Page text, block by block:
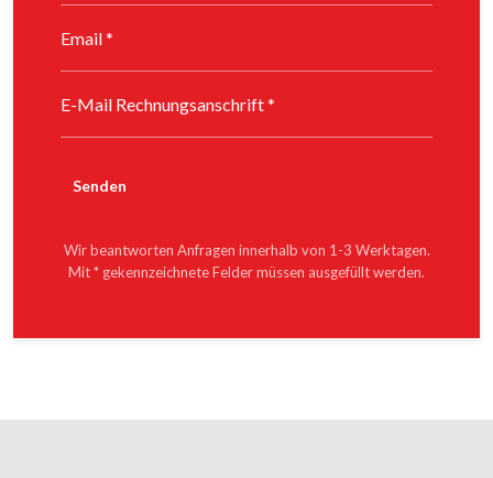
Wir beantworten Anfragen innerhalb von 1-3 Werktagen.
Mit * gekennzeichnete Felder müssen ausgefüllt werden.